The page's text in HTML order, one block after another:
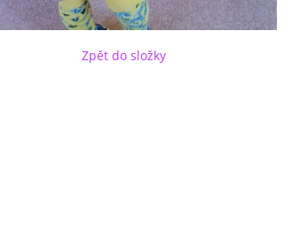
Zpět do složky